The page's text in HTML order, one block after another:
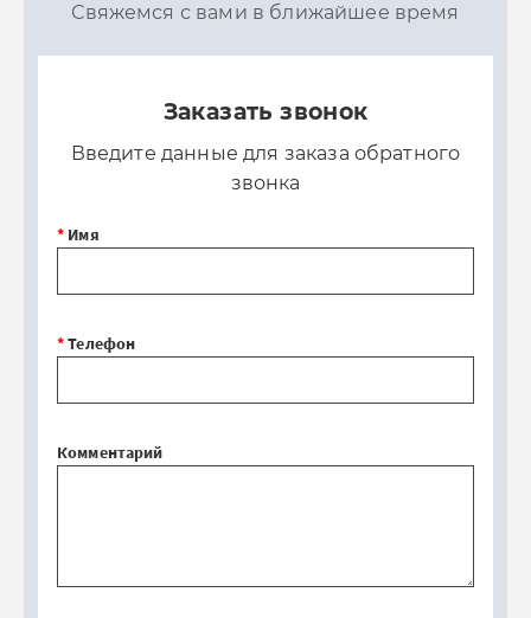
Свяжемся с вами в ближайшее время
Заказать звонок
Введите данные для заказа обратного
звонка
* Имя
*Телефон
Комментарий